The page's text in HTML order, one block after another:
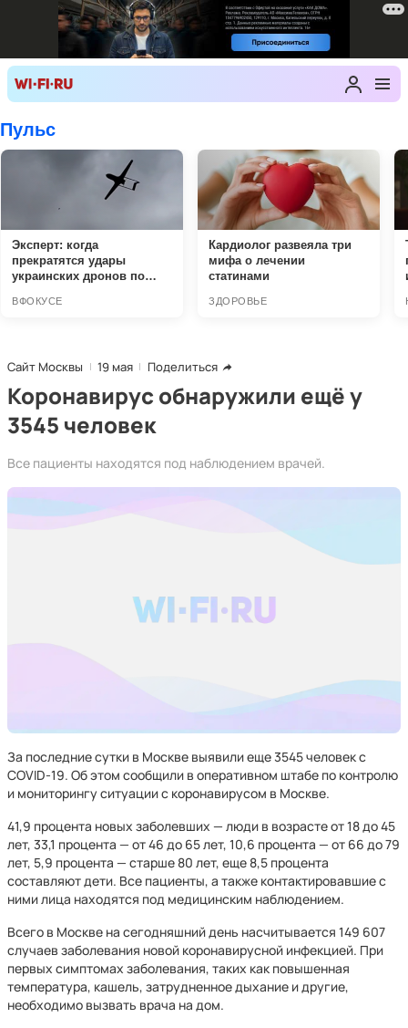
Сайт Москвы 19 мая Поделиться
Коронавирус обнаружили ещё у
3545 человек
Все пациенты находятся под наблюдением врачей.
За последние сутки в Москве выявили еще 3545 человек с
COVID-19. Об этом сообщили в оперативном штабе по контролю
и мониторингу ситуации с коронавирусом в Москве.
41,9 процента новых заболевших — люди в возрасте от 18 до 45
лет, 33,1 процента — от 46 до 65 лет, 10,6 процента — от 66 до 79
лет, 5,9 процента — старше 80 лет, еще 8,5 процента
составляют дети. Все пациенты, а также контактировавшие с
ними лица находятся под медицинским наблюдением.
Всего в Москве на сегодняшний день насчитывается 149 607
случаев заболевания новой коронавирусной инфекцией. При
первых симптомах заболевания, таких как повышенная
температура, кашель, затрудненное дыхание и другие,
необходимо вызвать врача на дом.